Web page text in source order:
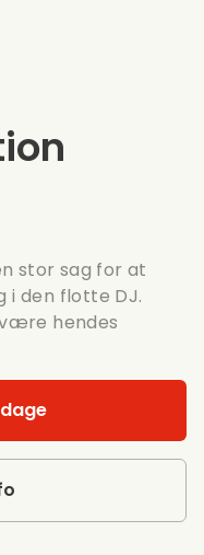
stor sag for at
i den flotte DJ.
hendes